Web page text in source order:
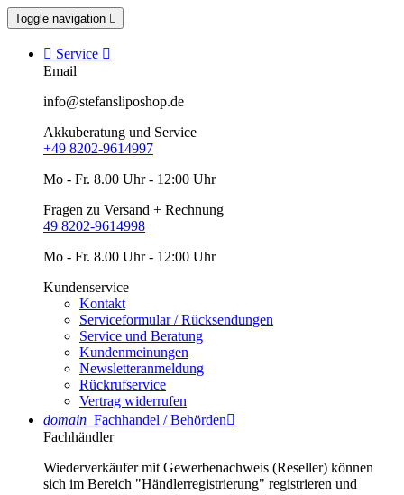
Toggle navigation 
 Service 
Email
info@stefansliposhop.de
Akkuberatung und Service
+49 8202-9614997
Mo - Fr. 8.00 Uhr - 12:00 Uhr
Fragen zu Versand + Rechnung
49 8202-9614998
Mo - Fr. 8.00 Uhr - 12:00 Uhr
Kundenservice
Kontakt
Serviceformular / Rücksendungen
Service und Beratung
Kundenmeinungen
Newsletteranmeldung
Rückrufservice
Vertrag widerrufen
domain Fachhandel / Behörden
Fachhändler
Wiederverkäufer mit Gewerbenachweis (Reseller) können
sich im Bereich "Händlerregistrierung" registrieren und